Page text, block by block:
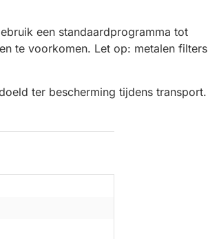
een standaardprogramma tot
te voorkomen. Let op: metalen filters
ter bescherming tijdens transport.